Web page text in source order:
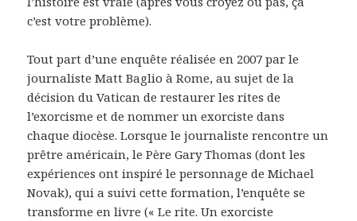
c’est votre problème).
Tout part d’une enquête réalisée en 2007 par le
journaliste Matt Baglio à Rome, au sujet de la
décision du Vatican de restaurer les rites de
l’exorcisme et de nommer un exorciste dans
chaque diocèse. Lorsque le journaliste rencontre un
prêtre américain, le Père Gary Thomas (dont les
expériences ont inspiré le personnage de Michael
Novak), qui a suivi cette formation, l’enquête se
transforme en livre (« Le rite. Un exorciste